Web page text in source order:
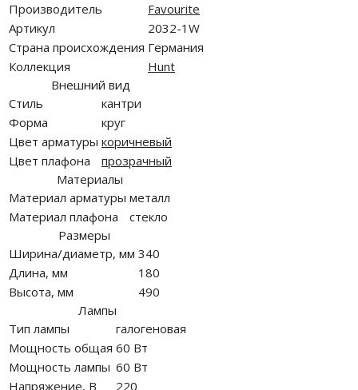
Производитель
Favourite
Артикул
2032-1W
Страна происхождения Германия
Коллекция
Hunt
Внешний вид
Стиль
кантри
Форма
круг
Цвет арматуры коричневый
Цвет плафона
прозрачный
Материалы
Материал арматуры металл
Материал плафона
стекло
Размеры
Ширина/диаметр, мм 340
Длина, мм
180
Высота, мм
490
Лампы
Тип лампы
галогеновая
Мощность общая 60 Вт
Мощность лампы 60 Вт
Напряжение, В
220